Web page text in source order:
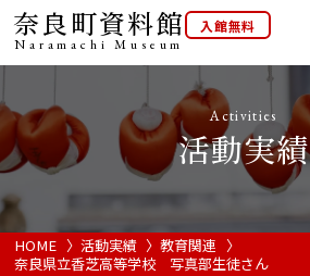
奈良町資料館
NaramachiMuseum
入館無料
HOME
開館カレンダー
Activities
活動実績
HOME 活動実績
教育関連
奈良県立香芝高等学校 写真部生徒さん